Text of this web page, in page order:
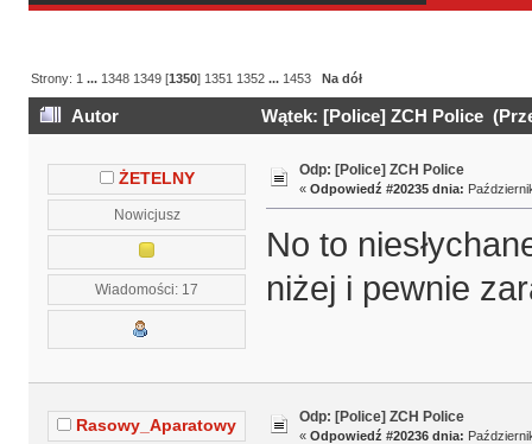
Strony: 1 ... 1348 1349 [1350] 1351 1352 ... 1453 Na dół
Autor Wątek: [Police] ZCH Police
ŻETELNY
Nowicjusz
Wiadomości: 17
Odp: [Police] ZCH Police
« Odpowiedź #20235 dnia:
No to
niżej i pewnie
Rasowy_Aparatowy Odp: [Police] ZCH Police
« Odpowiedź #20236 dnia: